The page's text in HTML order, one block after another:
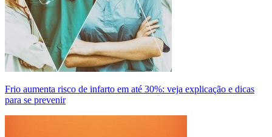
Frio aumenta risco de infarto em até 30%: veja explicação e dicas
para se prevenir